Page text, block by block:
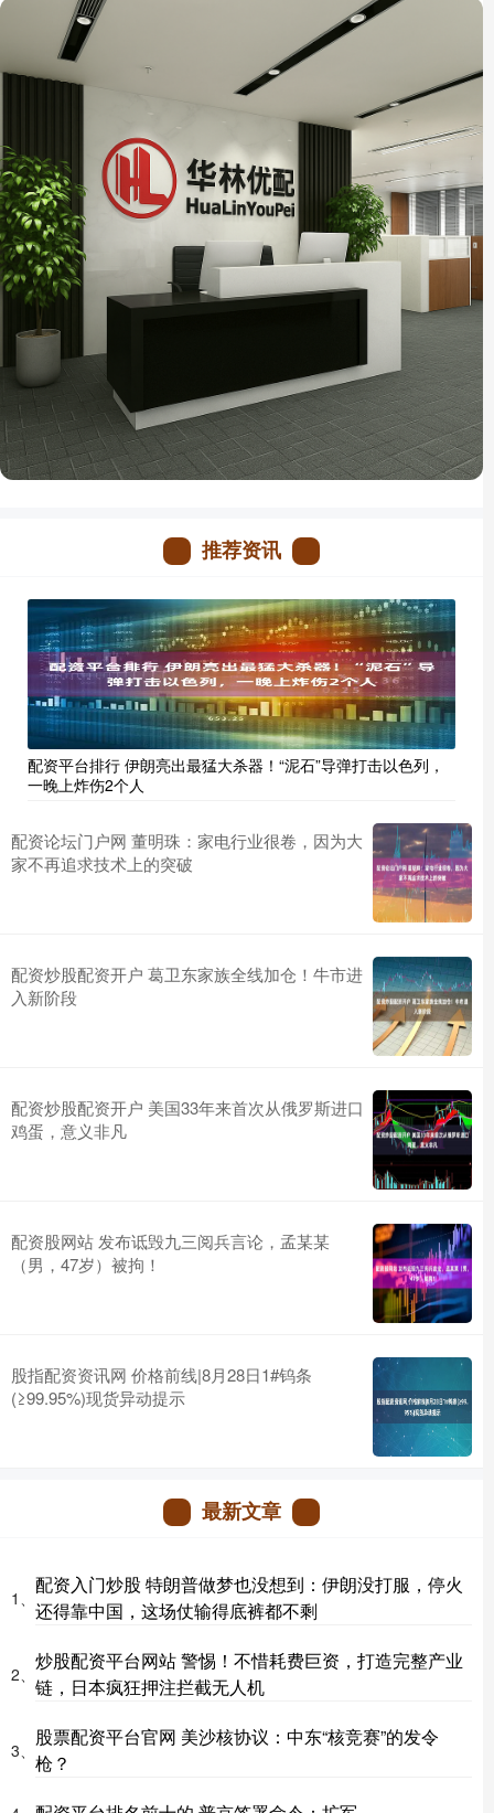
推荐资讯
配资平台排行 伊朗亮出最猛大杀器！“泥石”导弹打击以色列，
一晚上炸伤2个人
配资论坛门户网 董明珠：家电行业很卷，因为大
家不再追求技术上的突破
配资炒股配资开户 葛卫东家族全线加仓！牛市进
入新阶段
配资炒股配资开户 美国33年来首次从俄罗斯进口
鸡蛋，意义非凡
配资股网站 发布诋毁九三阅兵言论，孟某某
（男，47岁）被拘！
股指配资资讯网 价格前线|8月28日1#钨条
(≥99.95%)现货异动提示
最新文章
1、
配资入门炒股 特朗普做梦也没想到：伊朗没打服，停火
还得靠中国，这场仗输得底裤都不剩
2、
炒股配资平台网站 警惕！不惜耗费巨资，打造完整产业
链，日本疯狂押注拦截无人机
3、
股票配资平台官网 美沙核协议：中东“核竞赛”的发令
枪？